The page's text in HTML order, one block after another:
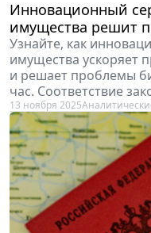
Инновационный
имущества решит
Узнайте, как
имущества ускоряет
и решает проблемы
час. Соответствие
13 ноября 2025